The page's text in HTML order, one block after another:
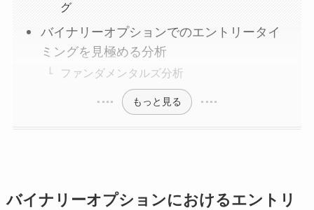
グ
バイナリーオプションでのエントリータイ
ミングを見極める分析
ファンダメンタルズ分析
もっと見る
バイナリーオプションにおけるエントリ